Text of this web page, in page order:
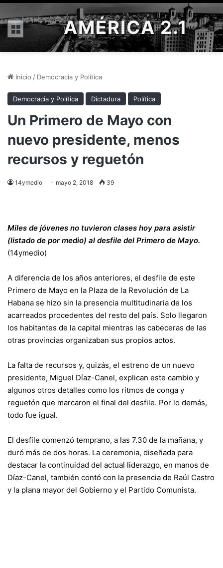
Menú AMÉRICA 2.1
Inicio / Democracia y Política
Democracia y Política Dictadura Política
Un Primero de Mayo con
nuevo presidente, menos
recursos y reguetón
14ymedio mayo 2, 2018 39
Miles de jóvenes no tuvieron clases hoy para asistir
(listado de por medio) al desfile del Primero de Mayo.
(14ymedio)
A diferencia de los años anteriores, el desfile de este
Primero de Mayo en la Plaza de la Revolución de La
Habana se hizo sin la presencia multitudinaria de los
acarreados procedentes del resto del país. Solo llegaron
los habitantes de la capital mientras las cabeceras de las
otras provincias organizaban sus propios actos.
La falta de recursos y, quizás, el estreno de un nuevo
presidente, Miguel Díaz-Canel, explican este cambio y
algunos otros detalles como los ritmos de conga y
reguetón que marcaron el final del desfile. Por lo demás,
todo fue igual.
El desfile comenzó temprano, a las 7.30 de la mañana, y
duró más de dos horas. La ceremonia, diseñada para
destacar la continuidad del actual liderazgo, en manos de
Díaz-Canel, también contó con la presencia de Raúl Castro
y la plana mayor del Gobierno y el Partido Comunista.